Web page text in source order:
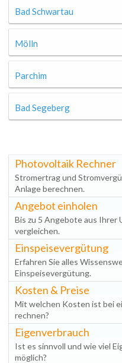
Bad Schwartau
Mölln
Parchim
Bad Segeberg
Photovoltaik Rechner
Stromertrag und
Anlage berechnen.
Angebot einholen
Bis zu 5 Angebote aus Ihrer
vergleichen.
Einspeisevergütung
Erfahren Sie alles
Einspeisevergütung.
Kosten & Preise
Mit welchen Kosten ist bei
rechnen?
Eigenverbrauch
Ist es sinnvoll und wie viel
möglich?